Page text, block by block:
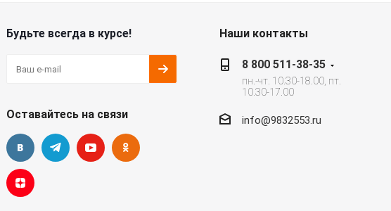
Будьте всегда в курсе!
Оставайтесь на связи
Наши контакты
8 800 511-38-35
пн.-чт. 10.30-18.00, пт.
10.30-17.00
info@9832553.ru